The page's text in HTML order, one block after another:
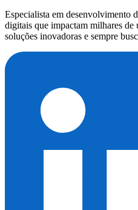
Especialista em desenvolvimento
digitais que impactam milhares
soluções inovadoras e sempre